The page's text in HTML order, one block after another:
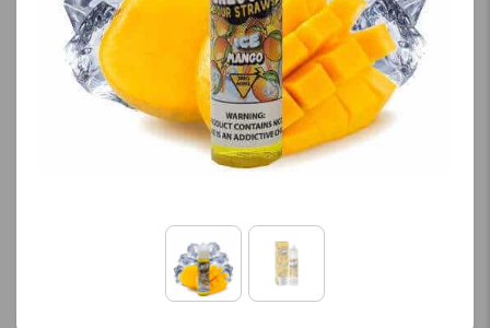
قیمت: 13 ساعت پیش
تمامی قیمت ها بروز
هستند.
-
ک
قیمت: 13 ساعت پیش
تمامی قیمت ها بروز
هستند.
+